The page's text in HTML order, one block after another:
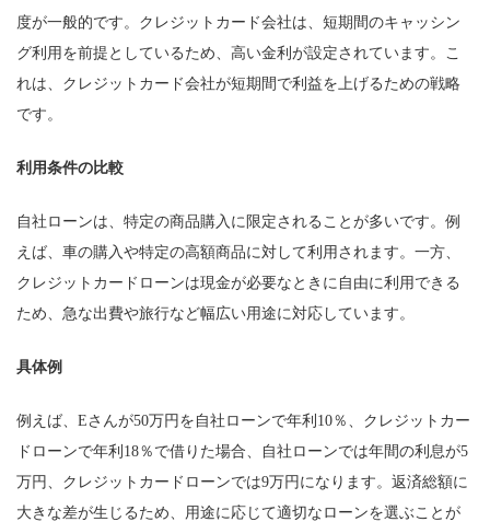
度が一般的です。クレジットカード会社は、短期間のキャッシン
グ利用を前提としているため、高い金利が設定されています。こ
れは、クレジットカード会社が短期間で利益を上げるための戦略
です。
利用条件の比較
自社ローンは、特定の商品購入に限定されることが多いです。例
えば、車の購入や特定の高額商品に対して利用されます。一方、
クレジットカードローンは現金が必要なときに自由に利用できる
ため、急な出費や旅行など幅広い用途に対応しています。
具体例
例えば、Eさんが50万円を自社ローンで年利10％、クレジットカー
ドローンで年利18％で借りた場合、自社ローンでは年間の利息が5
万円、クレジットカードローンでは9万円になります。返済総額に
大きな差が生じるため、用途に応じて適切なローンを選ぶことが